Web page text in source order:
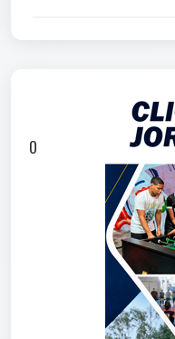
O